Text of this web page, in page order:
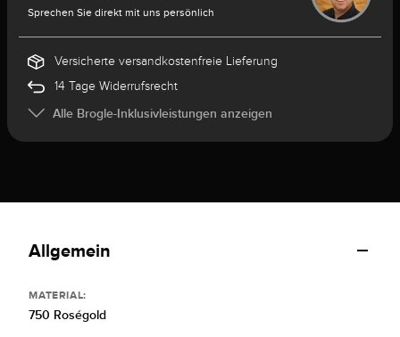
Sprechen Sie direkt mit uns persönlich
Versicherte versandkostenfreie Lieferung
14 Tage Widerrufsrecht
Alle Brogle-Inklusivleistungen anzeigen
Allgemein
MATERIAL:
750 Roségold